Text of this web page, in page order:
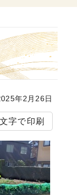
年2月26日
字で印刷